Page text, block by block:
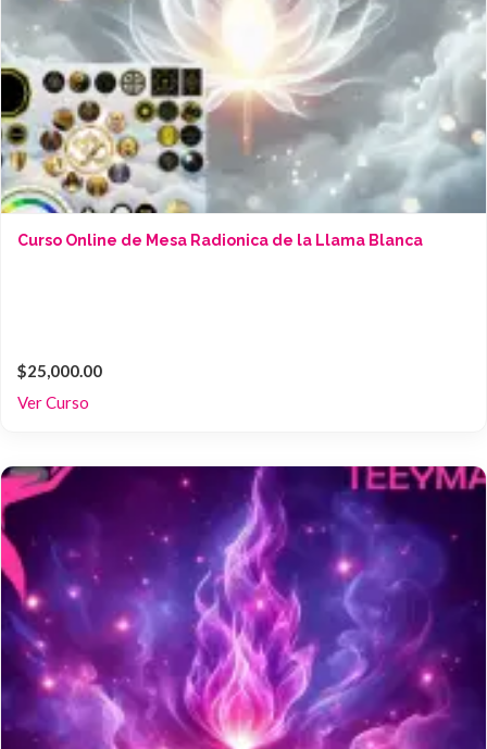
Curso Online de Mesa Radionica de la Llama Blanca
$25,000.00
Ver Curso